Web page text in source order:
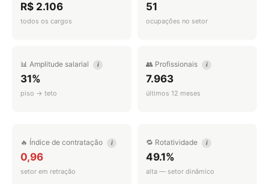
R$ 2.106
todos os cargos
51
ocupações no setor
📊 Amplitude salarial i
31%
piso → teto
👥 Profissionais i
7.963
últimos 12 meses
🔥 Índice de contratação i
0,96
setor em retração
🔁 Rotatividade i
49.1%
alta — setor dinâmico